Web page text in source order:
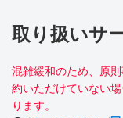
取り扱いサ
混雑緩和のため、原
約いただけていない
ります。